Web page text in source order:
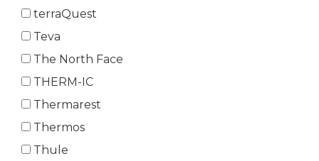
terraQuest
Teva
The North Face
THERM-IC
Thermarest
Thermos
Thule